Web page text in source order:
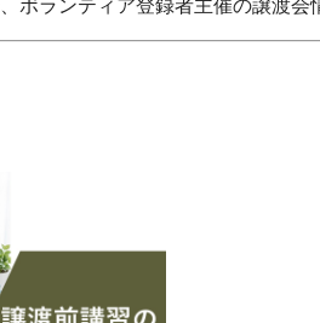
ボランティア登録者主催の譲渡会